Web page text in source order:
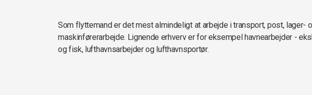
Som flyttemand er det mest almindeligt at arbejde i transport, post, lager-
maskinførerarbejde. Lignende erhverv er for eksempel havnearbejder -
og fisk, lufthavnsarbejder og lufthavnsportør.